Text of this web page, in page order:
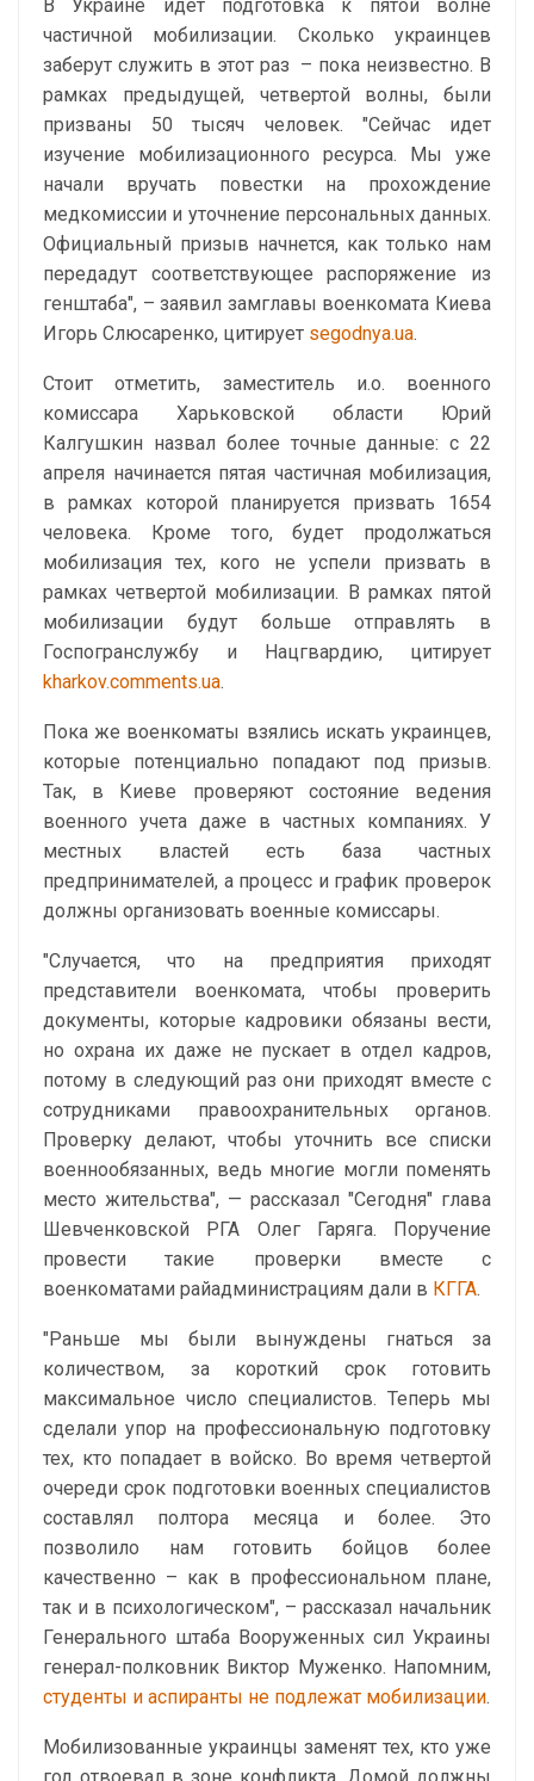
В Украине идет подготовка к пятой волне
частичной мобилизации. Сколько украинцев
заберут служить в этот раз – пока неизвестно. В
рамках предыдущей, четвертой волны, были
призваны 50 тысяч человек. "Сейчас идет
изучение мобилизационного ресурса. Мы уже
начали вручать повестки на прохождение
медкомиссии и уточнение персональных данных.
Официальный призыв начнется, как только нам
передадут соответствующее распоряжение из
генштаба", – заявил замглавы военкомата Киева
Игорь Слюсаренко, цитирует segodnya.ua.
Стоит отметить, заместитель и.о. военного
комиссара Харьковской области Юрий
Калгушкин назвал более точные данные: с 22
апреля начинается пятая частичная мобилизация,
в рамках которой планируется призвать 1654
человека. Кроме того, будет продолжаться
мобилизация тех, кого не успели призвать в
рамках четвертой мобилизации. В рамках пятой
мобилизации будут больше отправлять в
Госпогранслужбу и Нацгвардию, цитирует
kharkov.comments.ua.
Пока же военкоматы взялись искать украинцев,
которые потенциально попадают под призыв.
Так, в Киеве проверяют состояние ведения
военного учета даже в частных компаниях. У
местных властей есть база частных
предпринимателей, а процесс и график проверок
должны организовать военные комиссары.
"Случается, что на предприятия приходят
представители военкомата, чтобы проверить
документы, которые кадровики обязаны вести,
но охрана их даже не пускает в отдел кадров,
потому в следующий раз они приходят вместе с
сотрудниками правоохранительных органов.
Проверку делают, чтобы уточнить все списки
военно­обязанных, ведь многие могли поменять
место жительства", — рассказал "Сегодня" глава
Шевченковской РГА Олег Гаряга. Поручение
провести такие проверки вместе с
военкоматами райадминистрациям дали в КГГА.
"Раньше мы были вынуждены гнаться за
количеством, за короткий срок готовить
максимальное число специалистов. Теперь мы
сделали упор на профессиональную подготовку
тех, кто попадает в войско. Во время четвертой
очереди срок подготовки военных специалистов
составлял полтора месяца и более. Это
позволило нам готовить бойцов более
качественно – как в профессиональном плане,
так и в психологическом", – рассказал начальник
Генерального штаба Вооруженных сил Украины
генерал-полковник Виктор Муженко. Напомним,
студенты и аспиранты не подлежат мобилизации.
Мобилизованные украинцы заменят тех, кто уже